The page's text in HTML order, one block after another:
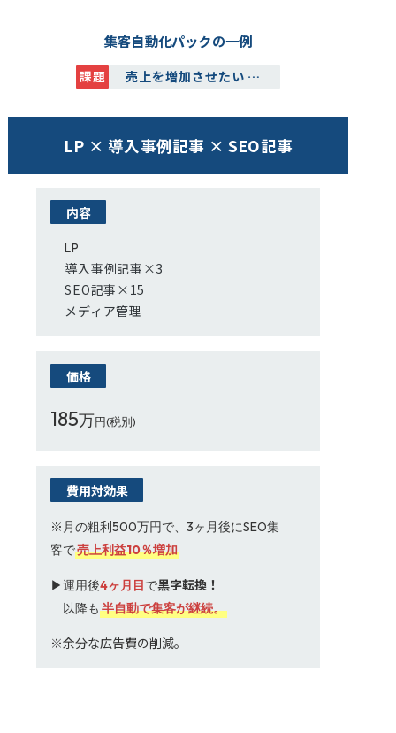
集客自動化パックの一例
課題 売上を増加させたい …
LP × 導入事例記事 × SEO記事
内容
LP
導入事例記事×3
SEO記事×15
メディア管理
価格
185万円(税別)
費用対効果
※月の粗利500万円で、3ヶ月後にSEO集
客で売上利益10％増加
▶運用後4ヶ月目で黒字転換！
以降も半自動で集客が継続。
※余分な広告費の削減。